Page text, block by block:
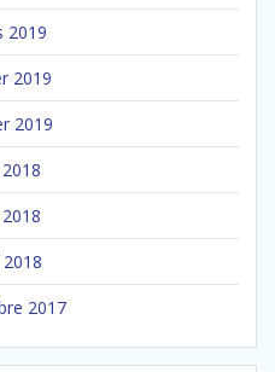
2019
2019
2019
2017